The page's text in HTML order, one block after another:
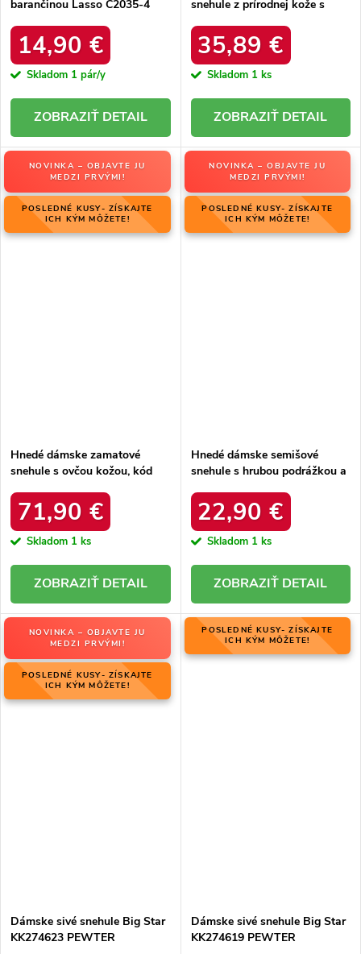
barančinou Lasso C2035-4
14,90 €
Skladom 1 pár/y
DETAIL
snehule z prírodnej kože s
produktu W5821 COFFEE
35,89 €
Skladom 1 ks
DETAIL
NOVINKA – OBJAVTE JU
MEDZI PRVÝMI!
POSLEDNÉ KUSY- ZÍSKAJTE
ICH KÝM MÔŽETE!
Hnedé dámske zamatové
snehule s ovčou kožou, kód
71,90 €
Skladom 1 ks
DETAIL
NOVINKA – OBJAVTE JU
MEDZI PRVÝMI!
POSLEDNÉ KUSY- ZÍSKAJTE
ICH KÝM MÔŽETE!
Hnedé dámske semišové
snehule s hrubou podrážkou a
produktu OO274A098
22,90 €
Skladom 1 ks
DETAIL
NOVINKA – OBJAVTE JU
MEDZI PRVÝMI!
POSLEDNÉ KUSY- ZÍSKAJTE
ICH KÝM MÔŽETE!
Dámske sivé snehule Big Star
KK274623 PEWTER
POSLEDNÉ KUSY- ZÍSKAJTE
ICH KÝM MÔŽETE!
Dámske sivé snehule Big Star
KK274619 PEWTER